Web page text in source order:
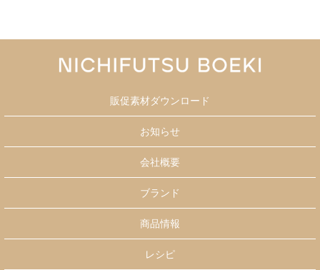
販促素材ダウンロード
お知らせ
会社概要
ブランド
商品情報
レシピ